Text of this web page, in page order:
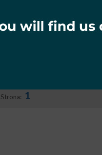
TAŚMA
SAMOWULKANIZUJĄCA
Strona: 1